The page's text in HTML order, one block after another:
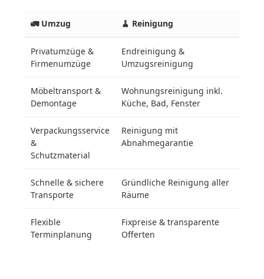
🚛 Umzug 🧹 Reinigung
Privatumzüge &
Firmenumzüge
Endreinigung &
Umzugsreinigung
Möbeltransport &
Demontage
Wohnungsreinigung inkl.
Küche, Bad, Fenster
Verpackungsservice
&
Schutzmaterial
Reinigung mit
Abnahmegarantie
Schnelle & sichere
Transporte
Gründliche Reinigung aller
Räume
Flexible
Terminplanung
Fixpreise & transparente
Offerten